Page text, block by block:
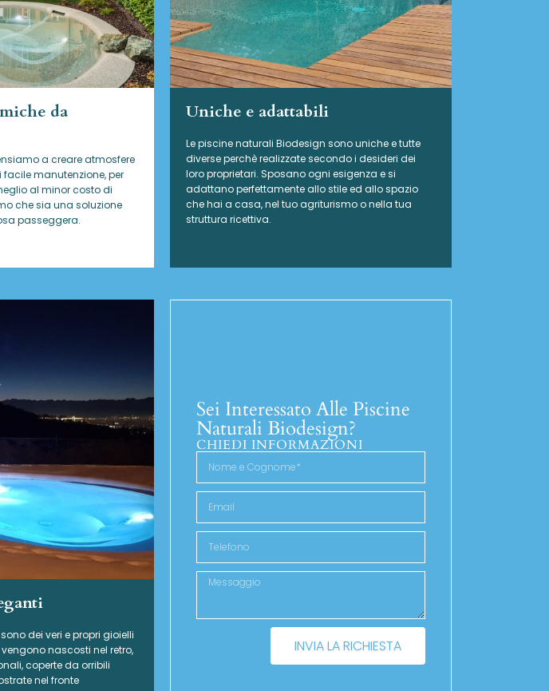
da
a creare atmosfere
manutenzione, per
al minor costo di
che sia una soluzione
passeggera.
Uniche e adattabili
Le piscine naturali Biodesign sono uniche e tutte
diverse perchè realizzate secondo i desideri dei
loro proprietari. Sposano ogni esigenza e si
adattano perfettamente allo stile ed allo spazio
che hai a casa, nel tuo agriturismo o nella tua
struttura ricettiva.
dei veri e propri gioielli
nascosti nel retro,
coperte da orribili
nel fronte
Sei Interessato Alle Piscine
Naturali Biodesign?
CHIEDI INFORMAZIONI
INVIA LA RICHIESTA